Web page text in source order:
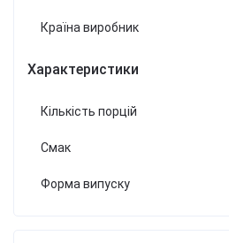
Країна виробник
Характеристики
Кількість порцій
Смак
Форма випуску